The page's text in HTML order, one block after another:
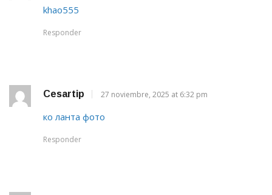
khao555
Responder
Cesartip 27 noviembre, 2025 at 6:32 pm
ко ланта фото
Responder